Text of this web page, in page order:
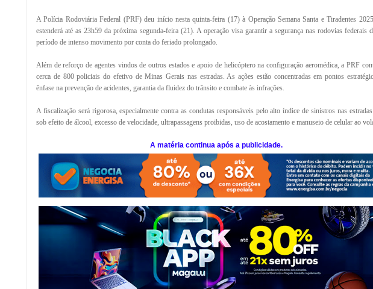
A Polícia Rodoviária Federal (PRF) deu início nesta quinta-feira (17) à Operação Semana Santa e Tiradentes
estenderá até as 23h59 da próxima segunda-feira (21). A operação visa garantir a segurança nas rodovias federais
período de intenso movimento por conta do feriado prolongado.
Além de reforço de agentes vindos de outros estados e apoio de helicóptero na configuração aeromédica, a PRF
cerca de 800 policiais do efetivo de Minas Gerais nas estradas. As ações estão concentradas em pontos
ênfase na prevenção de acidentes, garantia da fluidez do trânsito e combate às infrações.
A fiscalização será rigorosa, especialmente contra as condutas responsáveis pelo alto índice de sinistros nas
sob efeito de álcool, excesso de velocidade, ultrapassagens proibidas, uso de acostamento e manuseio de celular ao
A matéria continua após a publicidade.